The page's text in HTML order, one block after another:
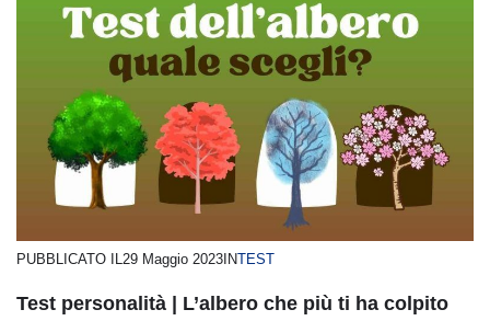
PUBBLICATO IL 29 Maggio 2023 INTEST
Test personalità | L’albero che più ti ha colpito